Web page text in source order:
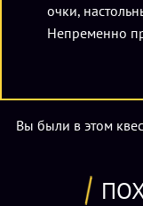
очки,
Непременно
Вы были в этом